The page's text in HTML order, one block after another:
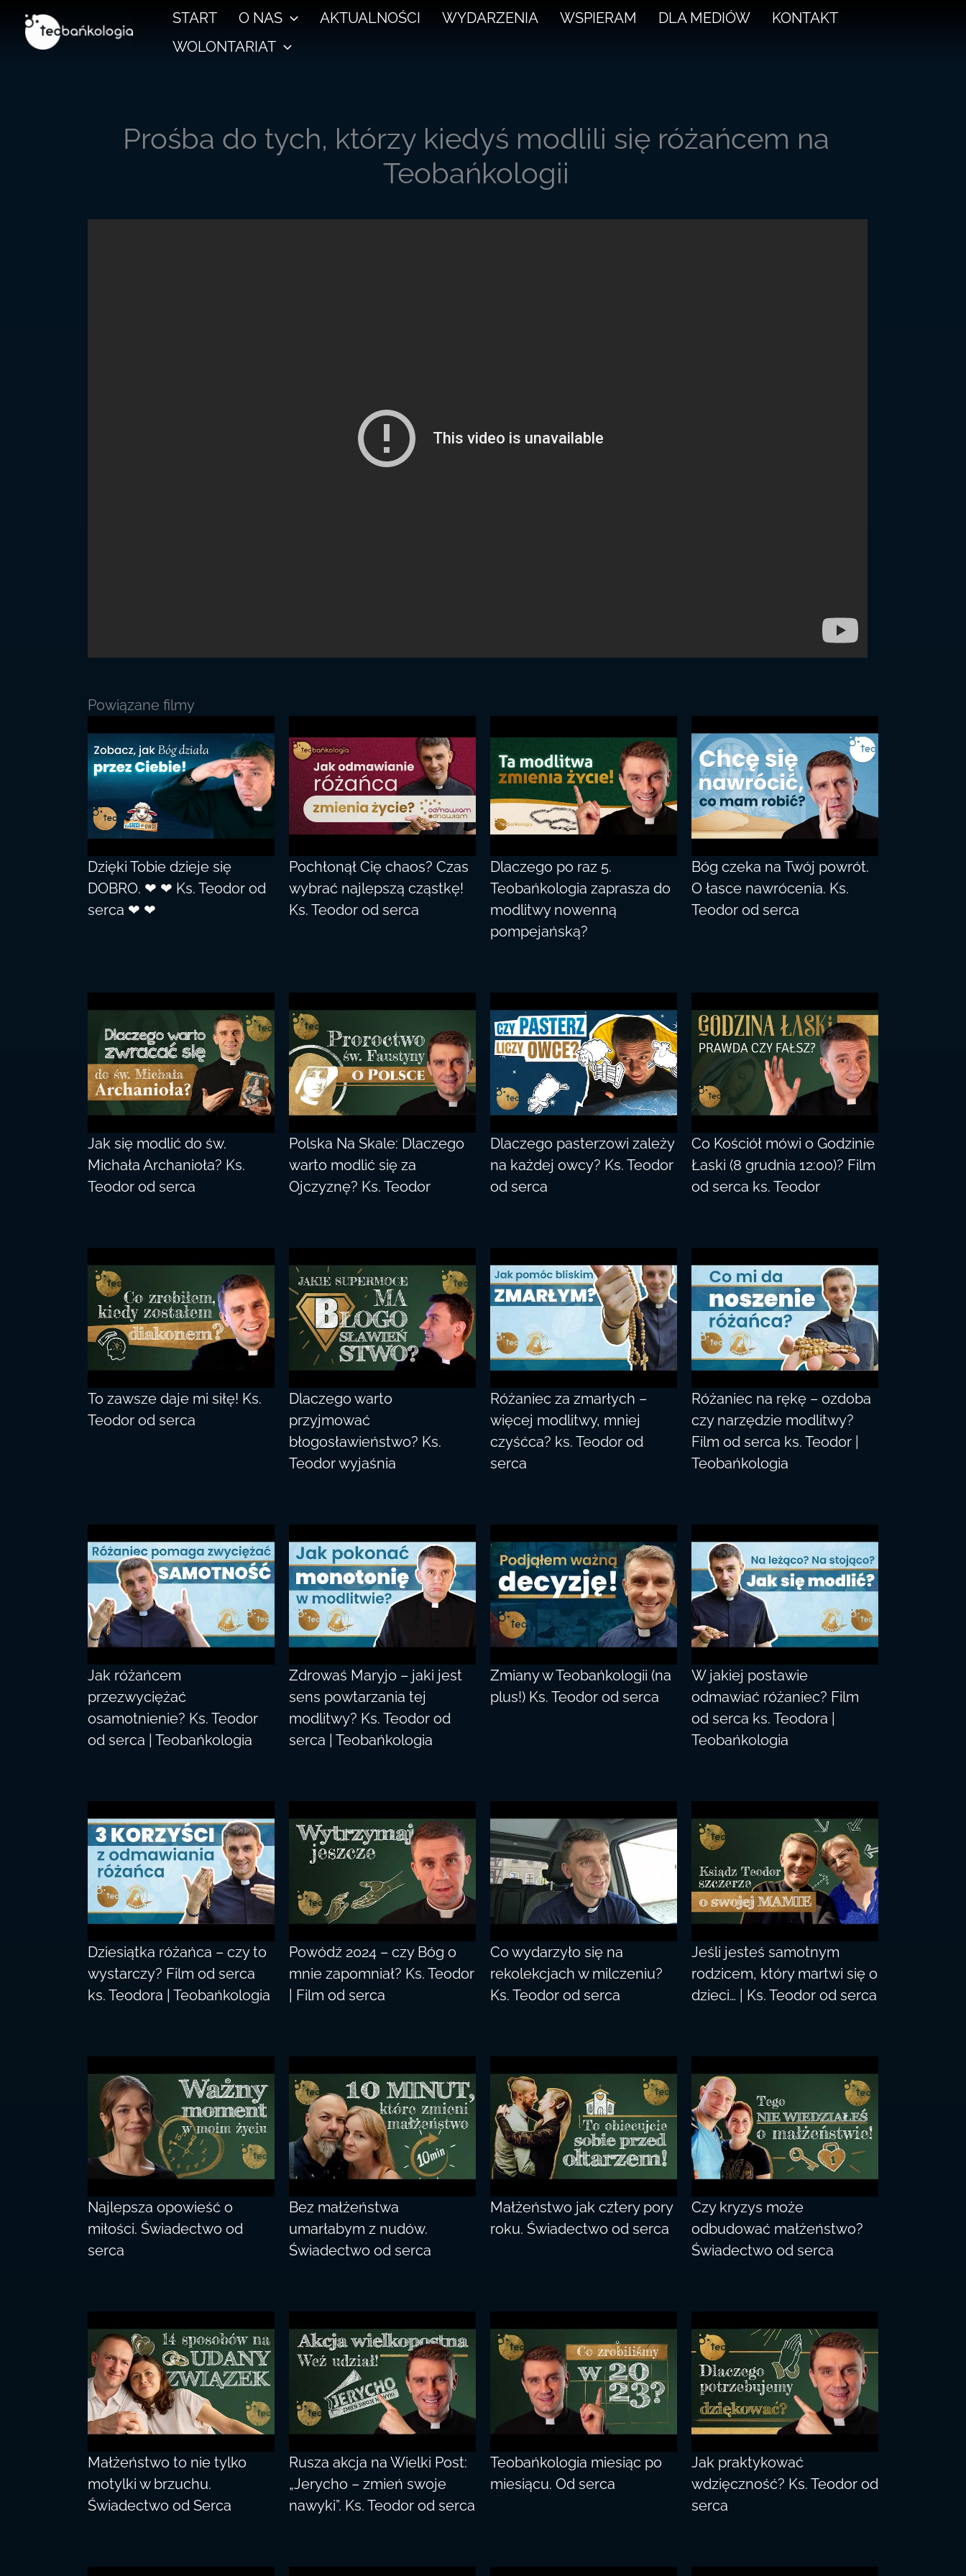
Przejdź
treści
START O NAS AKTUALNOŚCI WYDARZENIA WSPIERAM DLA MEDIÓW
KONTAKT
WOLONTARIAT
Prośba do tych, którzy kiedyś modlili się różańcem na
Teobańkologii
Powiązane filmy
Dzięki Tobie dzieje się
DOBRO. ❤ ❤ Ks. Teodor od
serca ❤ ❤
Pochłonął Cię chaos? Czas
wybrać najlepszą cząstkę!
Ks. Teodor od serca
Dlaczego po raz 5.
Teobańkologia zaprasza do
modlitwy nowenną
pompejańską?
Bóg czeka na Twój powrót.
O łasce nawrócenia. Ks.
Teodor od serca
Jak się modlić do św.
Michała Archanioła? Ks.
Teodor od serca
Polska Na Skale: Dlaczego
warto modlić się za
Ojczyznę? Ks. Teodor
Dlaczego pasterzowi zależy
na każdej owcy? Ks. Teodor
od serca
Co Kościół mówi o Godzinie
Łaski (8 grudnia 12:00)? Film
od serca ks. Teodor
To zawsze daje mi siłę! Ks.
Teodor od serca
Dlaczego warto
przyjmować
błogosławieństwo? Ks.
Teodor wyjaśnia
Różaniec za zmarłych –
więcej modlitwy, mniej
czyśćca? ks. Teodor od
serca
Różaniec na rękę – ozdoba
czy narzędzie modlitwy?
Film od serca ks. Teodor |
Teobańkologia
Jak różańcem
przezwyciężać
osamotnienie? Ks. Teodor
od serca | Teobańkologia
Zdrowaś Maryjo – jaki jest
sens powtarzania tej
modlitwy? Ks. Teodor od
serca | Teobańkologia
Zmiany w Teobańkologii (na
plus!) Ks. Teodor od serca
W jakiej postawie
odmawiać różaniec? Film
od serca ks. Teodora |
Teobańkologia
Dziesiątka różańca – czy to
wystarczy? Film od serca
ks. Teodora | Teobańkologia
Powódź 2024 – czy Bóg o
mnie zapomniał? Ks. Teodor
| Film od serca
Co wydarzyło się na
rekolekcjach w milczeniu?
Ks. Teodor od serca
Jeśli jesteś samotnym
rodzicem, który martwi się o
dzieci… | Ks. Teodor od serca
Najlepsza opowieść o
miłości. Świadectwo od
serca
Bez małżeństwa
umarłabym z nudów.
Świadectwo od serca
Małżeństwo jak cztery pory
roku. Świadectwo od serca
Czy kryzys może
odbudować małżeństwo?
Świadectwo od serca
Małżeństwo to nie tylko
motylki w brzuchu.
Świadectwo od Serca
Rusza akcja na Wielki Post:
„Jerycho – zmień swoje
nawyki”. Ks. Teodor od serca
Teobańkologia miesiąc po
miesiącu. Od serca
Jak praktykować
wdzięczność? Ks. Teodor od
serca